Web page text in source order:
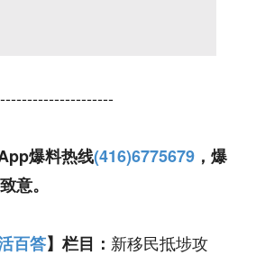
爆料热线(416)6775679 ，爆
意。
百答】栏目： 新移民抵埗攻